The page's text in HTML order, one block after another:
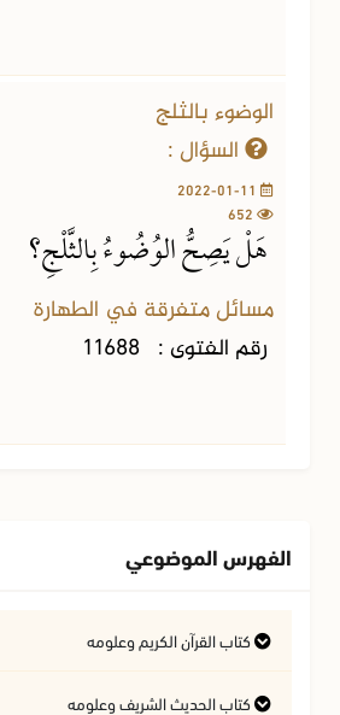
الوضوء بالثلج
السؤال :
هَلْ يَصِحُّ الوُضُوءُ بِالثَّلْجِ؟
مسائل متفرقة في الطهارة
رقم الفتوى : 11688
الفهرس الموضوعي
كتاب القرآن الكريم وعلومه
التفسير وعلوم القرآن
كتاب الحديث الشريف وعلومه